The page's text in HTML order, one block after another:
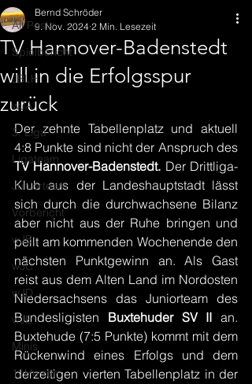
All Posts
Spielbericht
JBLH
wJA
3. Liga
Ligateam
Juniorteam
Vorbericht
wJB
wJC
wJD
wJE
Minis
1. Herren
TV Hannover-Badenstedt
will in die Erfolgsspur
zurück
Bernd Schröder
9. Nov. 2024 2 Min. Lesezeit
Der zehnte Tabellenplatz und aktuell
TV Hannover-Badenstedt. Der Drittliga-
Klub aus der Landeshauptstadt lässt
sich durch die durchwachsene Bilanz
aber nicht aus der Ruhe bringen und
peilt am kommenden Wochenende den
nächsten Punktgewinn an. Als Gast
reist aus dem Alten Land im Nordosten
Niedersachsens das Juniorteam des
Bundesligisten Buxtehuder SV II an.
Buxtehude (7:5 Punkte) kommt mit dem
Rückenwind eines Erfolgs und dem
derzeitigen vierten Tabellenplatz in der